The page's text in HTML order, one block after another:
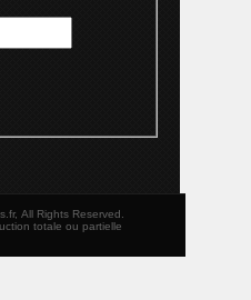
All Rights Reserved.
totale ou partielle